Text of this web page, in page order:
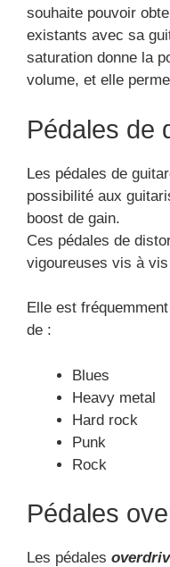
souhaite pouvoir
existants avec sa
saturation donne la
volume, et elle
Pédales de
Les pédales de
possibilité aux
boost de gain.
Ces pédales de
vigoureuses vis à
Elle est
de :
Blues
Heavy metal
Hard rock
Punk
Rock
Pédales
Les pédales